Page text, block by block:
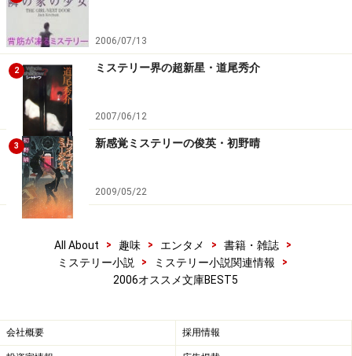
2006/07/13
2 ミステリー界の超新星・道尾秀介
2007/06/12
3 新感覚ミステリーの俊英・初野晴
2009/05/22
All About > 趣味 > エンタメ > 書籍・雑誌
>
ミステリー小説
> ミステリー小説関連情報
>
2006オススメ文庫BEST5
会社概要 採用情報